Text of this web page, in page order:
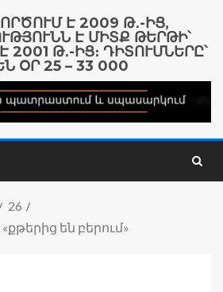
Է 2009 Թ․-ԻՑ,
Է ՄԻՏՔ ԹԵՐԹԻ՝
Թ․-ԻՑ։ ԴԻՏՈՒՄՆԵՐԸ՝
ՕՐ 25 – 33 000
26
են բերում»